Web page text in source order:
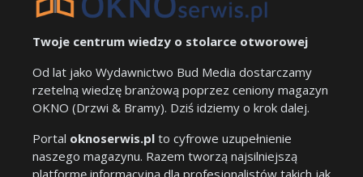
Twoje centrum wiedzy o stolarce otworowej
Od lat jako Wydawnictwo Bud Media dostarczamy
rzetelną wiedzę branżową poprzez ceniony magazyn
OKNO (Drzwi & Bramy). Dziś idziemy o krok dalej.
Portal oknoserwis.pl to cyfrowe uzupełnienie
naszego magazynu. Razem tworzą najsilniejszą